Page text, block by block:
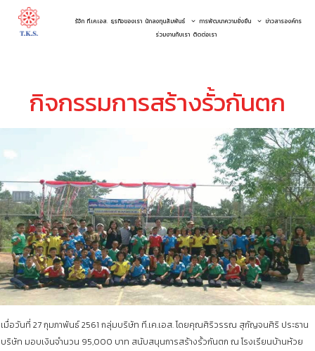
รู้จัก ที.เค.เอส. ธุรกิจของเรา นักลงทุนสัมพันธ์ การพัฒนาความยั่งยืน
ข่าวสารองค์กร
ร่วมงานกับเรา ติดต่อเรา
กิจกรรมการสร้างรั้วกันตก
เมื่อวันที่ 27 กุมภาพันธ์ 2561 กลุ่มบริษัท ที.เค.เอส. โดยคุณศิริวรรณ สุกัญจนศิริ ประธาน
บริษัท มอบเงินจำนวน 95,000 บาท สนับสนุนการสร้างรั้วกันตก ณ โรงเรียนบ้านห้วย